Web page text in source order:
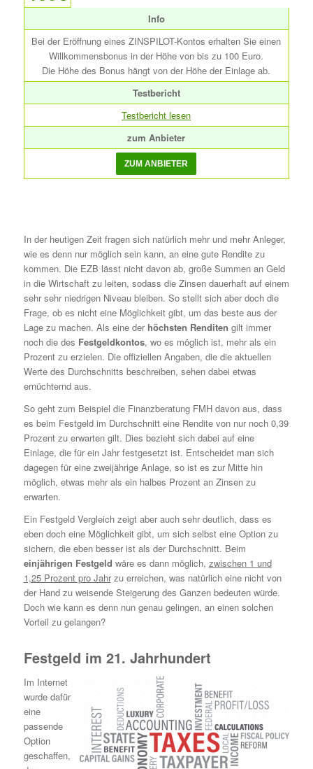
Info
Bei der Eröffnung eines ZINSPILOT-Kontos erhalten Sie einen
Willkommensbonus in der Höhe von bis zu 100 Euro.
Die Höhe des Bonus hängt von der Höhe der Einlage ab.
Testbericht
Testbericht lesen
zum Anbieter
In der heutigen Zeit fragen sich natürlich mehr und mehr Anleger,
wie es denn nur möglich sein kann, an eine gute Rendite zu
kommen. Die EZB lässt nicht davon ab, große Summen an Geld
in die Wirtschaft zu leiten, sodass die Zinsen dauerhaft auf einem
sehr sehr niedrigen Niveau bleiben. So stellt sich aber doch die
Frage, ob es nicht eine Möglichkeit gibt, um das beste aus der
Lage zu machen. Als eine der höchsten Renditen gilt immer
noch die des Festgeldkontos, wo es möglich ist, mehr als ein
Prozent zu erzielen. Die offiziellen Angaben, die die aktuellen
Werte des Durchschnitts beschreiben, sehen dabei etwas
ernüchternd aus.
So geht zum Beispiel die Finanzberatung FMH davon aus, dass
es beim Festgeld im Durchschnitt eine Rendite von nur noch 0,39
Prozent zu erwarten gilt. Dies bezieht sich dabei auf eine
Einlage, die für ein Jahr festgesetzt ist. Entscheidet man sich
dagegen für eine zweijährige Anlage, so ist es zur Mitte hin
möglich, etwas mehr als ein halbes Prozent an Zinsen zu
erwarten.
Ein Festgeld Vergleich zeigt aber auch sehr deutlich, dass es
eben doch eine Möglichkeit gibt, um sich selbst eine Option zu
sichern, die eben besser ist als der Durchschnitt. Beim
einjährigen Festgeld wäre es dann möglich, zwischen 1 und
1,25 Prozent pro Jahrzu erreichen, was natürlich eine nicht von
der Hand zu weisende Steigerung des Ganzen bedeuten würde.
Doch wie kann es denn nun genau gelingen, an einen solchen
Vorteil zu gelangen?
Festgeld im 21. Jahrhundert
Im Internet
wurde dafür
eine
passende
Option
geschaffen,